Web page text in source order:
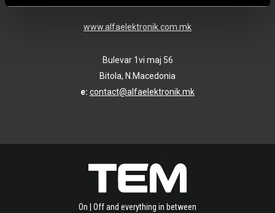
www.alfaelektronik.com.mk
Bulevar 1vi maj 56
Bitola, N.Macedonia
e: contact@alfaelektronik.mk
On | Off and everything in between